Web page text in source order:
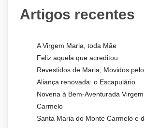
Artigos recentes
A Virgem Maria, toda Mãe
Feliz aquela que acreditou
Revestidos de Maria, Movidos
Aliança renovada: o Escapulário
Novena à Bem-Aventurada
Carmelo
Santa Maria do Monte Carmelo e